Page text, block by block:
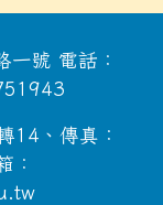
一號 電話：
14、傳真：
：